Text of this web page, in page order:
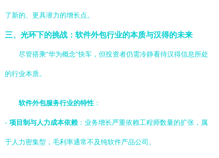
了新的、更具潜力的增长点。
三、光环下的挑战：软件外包行业的本质与汉得的未来
尽管搭乘“华为概念”快车，但投资者仍需冷静看待汉得信息所处
的行业本质。
软件外包服务行业的特性 ：
- 项目制与人力成本依赖 ：业务增长严重依赖工程师数量的扩张，属
于人力密集型，毛利率通常不及纯软件产品公司。